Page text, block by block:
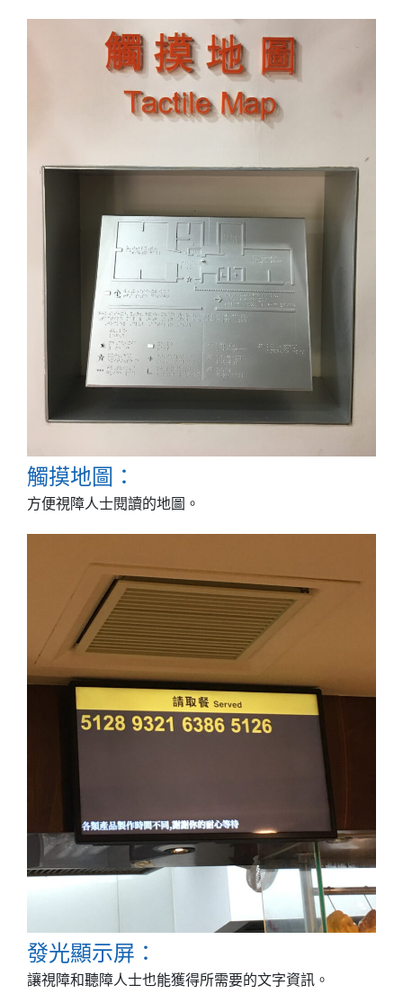
觸摸地圖：
方便視障人士閱讀的地圖。
發光顯示屏：
讓視障和聽障人士也能獲得所需要的文字資訊。